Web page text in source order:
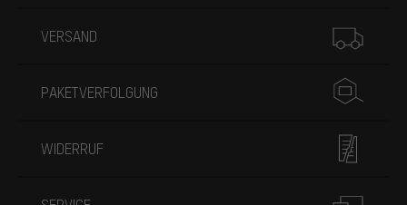
VERSAND
PAKETVERFOLGUNG
WIDERRUF